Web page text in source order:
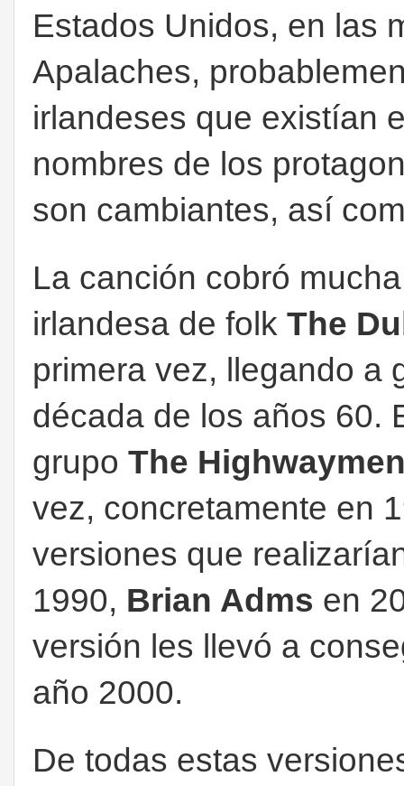
Estados Unidos, en las
Apalaches,
irlandeses que existían
nombres de los
son cambiantes, así
La canción cobró
irlandesa de folk The
primera vez, llegando a
década de los años 60.
grupo The
vez, concretamente en
versiones que
1990, Brian Adms en
versión les llevó a
año 2000.
De todas estas